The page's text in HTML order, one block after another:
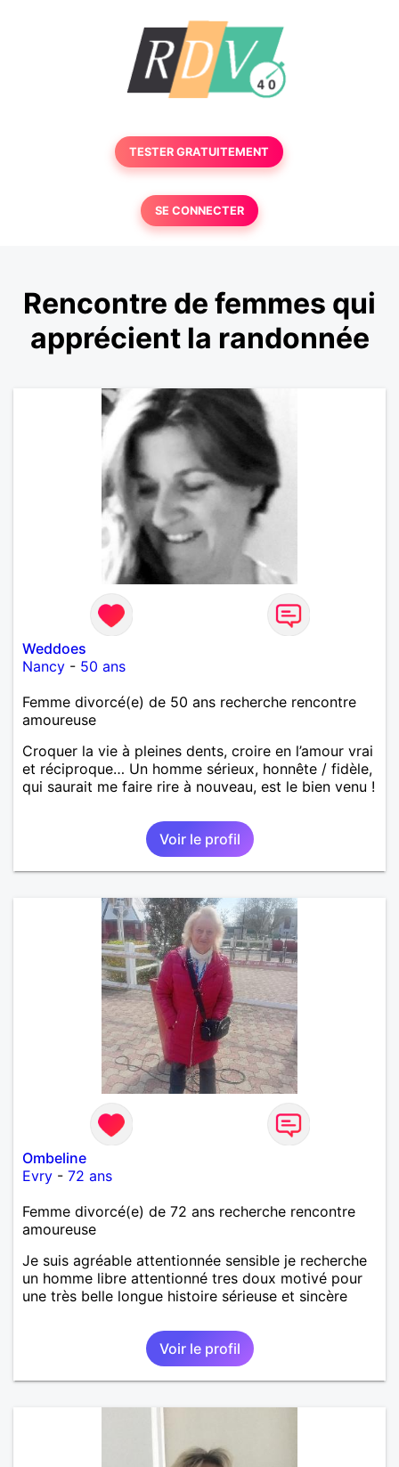
TESTER GRATUITEMENT
SE CONNECTER
Rencontre de femmes qui
apprécient la randonnée
Weddoes
Nancy - 50 ans
Femme divorcé(e) de 50 ans recherche rencontre
amoureuse
Croquer la vie à pleines dents, croire en l’amour vrai
et réciproque… Un homme sérieux, honnête / fidèle,
qui saurait me faire rire à nouveau, est le bien venu !
Voir le profil
Ombeline
Evry - 72 ans
Femme divorcé(e) de 72 ans recherche rencontre
amoureuse
Je suis agréable attentionnée sensible je recherche
un homme libre attentionné tres doux motivé pour
une très belle longue histoire sérieuse et sincère
Voir le profil